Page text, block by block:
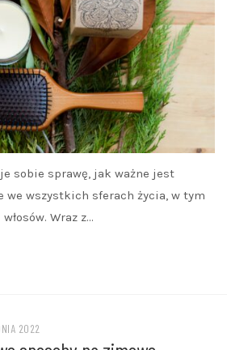
sobie sprawę, jak ważne jest
we wszystkich sferach życia, w tym
Wraz z…
2022